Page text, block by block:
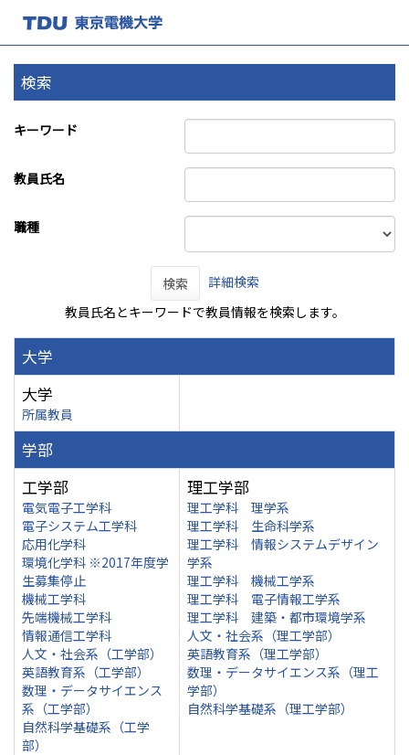
検索
キーワード
教員氏名
職種
検索
詳細検索
教員氏名とキーワードで教員情報を検索します。
大学
大学
所属教員
学部
工学部
電気電子工学科
電子システム工学科
応用化学科
環境化学科 ※2017年度学
生募集停止
機械工学科
先端機械工学科
情報通信工学科
人文・社会系（工学部）
英語教育系（工学部）
数理・データサイエンス
系（工学部）
自然科学基礎系（工学
部）
理工学部
理工学科 理学系
理工学科 生命科学系
理工学科 情報システムデザイン
学系
理工学科 機械工学系
理工学科 電子情報工学系
理工学科 建築・都市環境学系
人文・社会系（理工学部）
英語教育系（理工学部）
数理・データサイエンス系（理工
学部）
自然科学基礎系（理工学部）